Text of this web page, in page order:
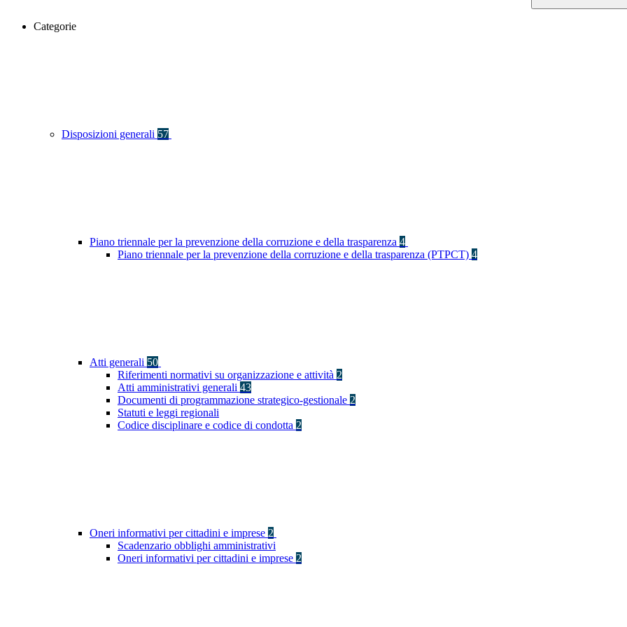
Categorie
Disposizioni generali 57
Piano triennale per la prevenzione della corruzione e della trasparenza 4
Piano triennale per la prevenzione della corruzione e della trasparenza (PTPCT) 4
Atti generali 50
Riferimenti normativi su organizzazione e attività 2
Atti amministrativi generali 43
Documenti di programmazione strategico-gestionale 2
Statuti e leggi regionali
Codice disciplinare e codice di condotta 2
Oneri informativi per cittadini e imprese 2
Scadenzario obblighi amministrativi
Oneri informativi per cittadini e imprese 2